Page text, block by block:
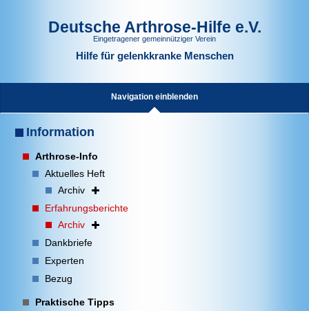
Deutsche Arthrose-Hilfe e.V.
Eingetragener gemeinnütziger Verein
Hilfe für gelenkkranke Menschen
Navigation einblenden
Information
Arthrose-Info
Aktuelles Heft
Archiv
Erfahrungsberichte
Archiv
Dankbriefe
Experten
Bezug
Praktische Tipps